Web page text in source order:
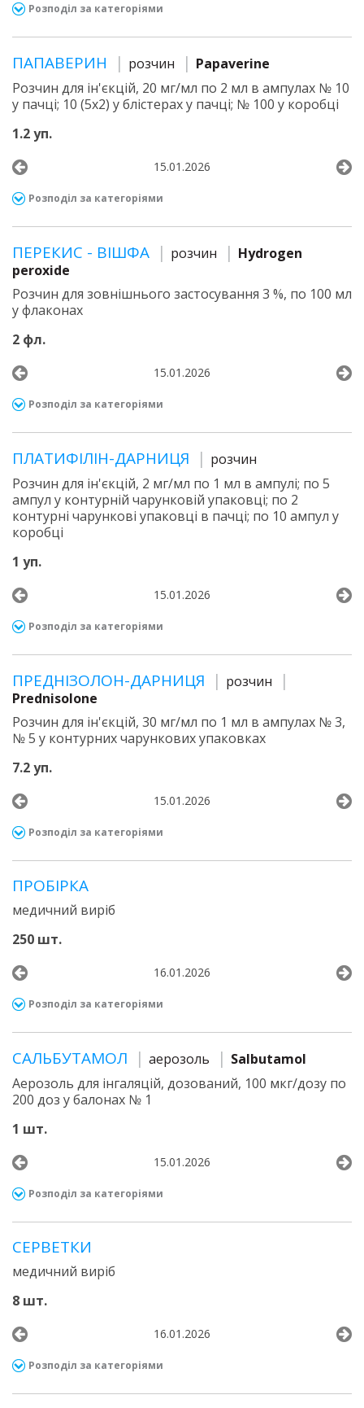
Розподіл за категоріями
ПАПАВЕРИН розчин
Papaverine
Розчин для ін'єкцій, 20 мг/мл по 2 мл в ампулах № 10
у пачці; 10 (5х2) у блістерах у пачці; № 100 у коробці
1.2 уп.
15.01.2026
Розподіл за категоріями
ПЕРЕКИС - ВІШФА розчин
Hydrogen
peroxide
Розчин для зовнішнього застосування 3 %, по 100 мл
у флаконах
2 фл.
15.01.2026
Розподіл за категоріями
ПЛАТИФІЛІН-ДАРНИЦЯ
розчин
Розчин для ін'єкцій, 2 мг/мл по 1 мл в ампулі; по 5
ампул у контурній чарунковій упаковці; по 2
контурні чарункові упаковці в пачці; по 10 ампул у
коробці
1 уп.
15.01.2026
Розподіл за категоріями
ПРЕДНІЗОЛОН-ДАРНИЦЯ
розчин
Prednisolone
Розчин для ін'єкцій, 30 мг/мл по 1 мл в ампулах № 3,
№ 5 у контурних чарункових упаковках
7.2 уп.
15.01.2026
Розподіл за категоріями
ПРОБІРКА
медичний виріб
250 шт.
16.01.2026
Розподіл за категоріями
САЛЬБУТАМОЛ аерозоль
Salbutamol
Аерозоль для інгаляцій, дозований, 100 мкг/дозу по
200 доз у балонах № 1
1 шт.
15.01.2026
Розподіл за категоріями
СЕРВЕТКИ
медичний виріб
8 шт.
16.01.2026
Розподіл за категоріями